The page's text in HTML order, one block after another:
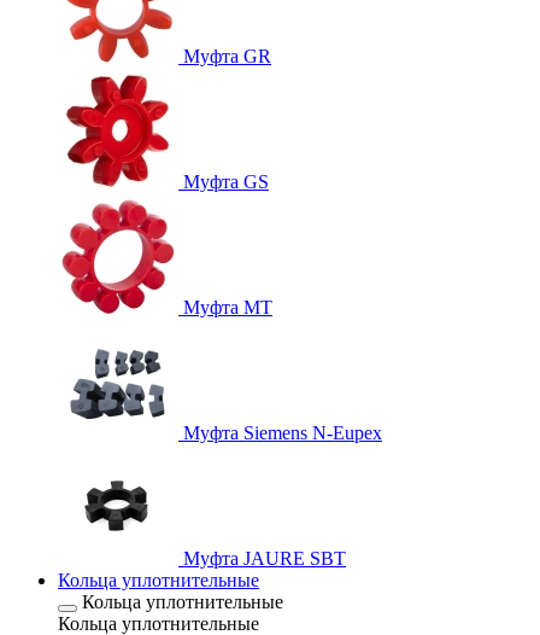
Муфта GR
Муфта GS
Муфта MT
Муфта Siemens N-Eupex
Муфта JAURE SBT
Кольца уплотнительные
Кольца уплотнительные
Кольца уплотнительные